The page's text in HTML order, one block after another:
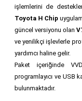
işlemlerini de
Toyota H Chip
güncel versiyonu olan
ve yenilikçi işlevlerle
yardımcı haline gelir.
Paket içeriğinde
programlayıcı ve USB
bulunmaktadır.